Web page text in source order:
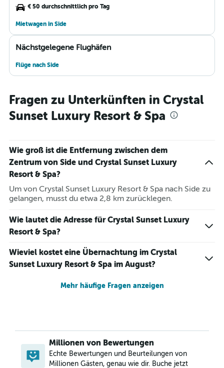
€ 50 durchschnittlich pro Tag
Mietwagen in Side
Nächstgelegene Flughäfen
Flüge nach Side
Fragen zu Unterkünften in Crystal
Sunset Luxury Resort & Spa
Wie groß ist die Entfernung zwischen dem
Zentrum von Side und Crystal Sunset Luxury
Resort & Spa?
Um von Crystal Sunset Luxury Resort & Spa nach Side zu
gelangen, musst du etwa 2,8 km zurücklegen.
Wie lautet die Adresse für Crystal Sunset Luxury
Resort & Spa?
Wieviel kostet eine Übernachtung im Crystal
Sunset Luxury Resort & Spa im August?
Mehr häufige Fragen anzeigen
Millionen von Bewertungen
Echte Bewertungen und Beurteilungen von
Millionen Gästen, genau wie dir. Buche jetzt